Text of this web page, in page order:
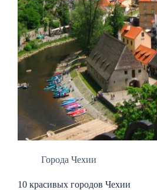
Города Чехии
10 красивых городов Чехии